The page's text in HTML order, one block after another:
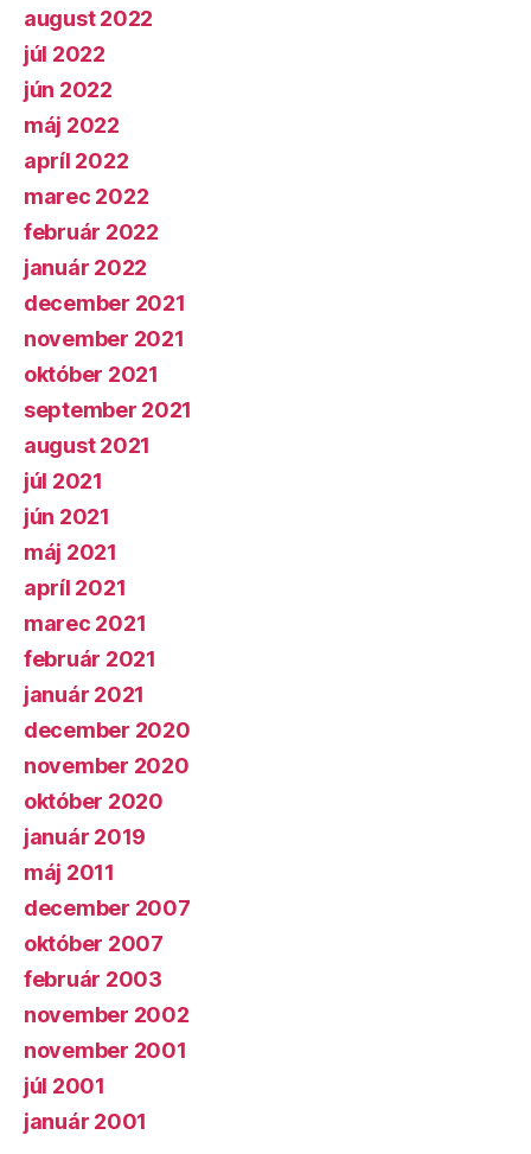
august 2022
júl 2022
jún 2022
máj 2022
apríl 2022
marec 2022
február 2022
január 2022
december 2021
november 2021
október 2021
september 2021
august 2021
júl 2021
jún 2021
máj 2021
apríl 2021
marec 2021
február 2021
január 2021
december 2020
november 2020
október 2020
január 2019
máj 2011
december 2007
október 2007
február 2003
november 2002
november 2001
júl 2001
január 2001